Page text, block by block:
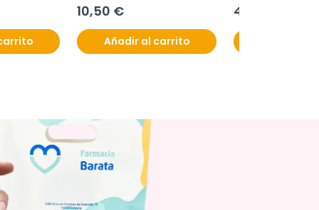
10,50 €
Añadir al carrito
40,01 €